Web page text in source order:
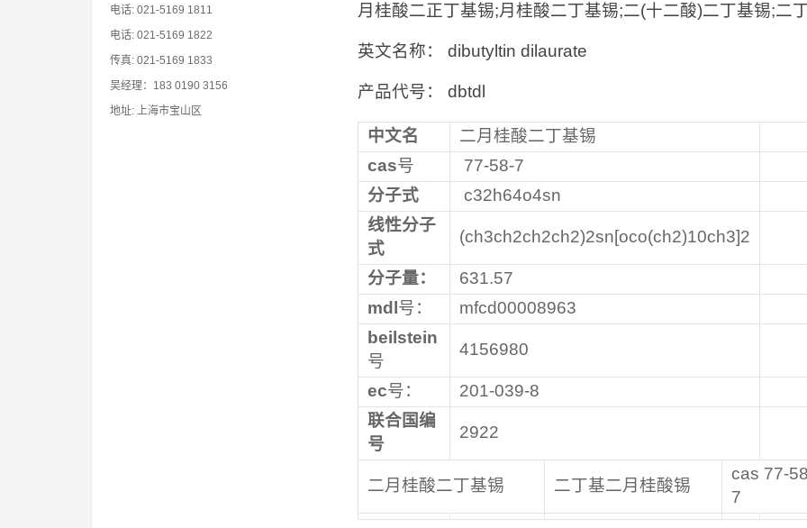
月桂酸二正丁基锡;月桂酸二丁基锡;二(十二酸)二丁基锡;二
英文名称： dibutyltin dilaurate
产品代号： dbtdl
中文名
二月桂酸二丁基锡
cas号
77-58-7
分子式
c32h64o4sn
线性分子
式
(ch3ch2ch2ch2)2sn[oco(ch2)10ch3]2
分子量：
631.57
mdl 号：
mfcd00008963
beilstein
号
4156980
ec号：
201-039-8
联合国编
号
2922
二月桂酸二丁基锡 二丁基二月桂酸锡
cas 77-
7
电话: 021-5169 1811
电话: 021-5169 1822
传真: 021-5169 1833
吴经理：183 0190 3156
地址: 上海市宝山区